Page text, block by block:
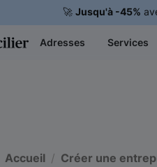
🚀 Jusqu'à -45%
Adresses Services
Accueil Créer une